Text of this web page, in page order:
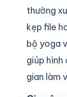
thường
kẹp file
bộ yoga
giúp hình
gian làm